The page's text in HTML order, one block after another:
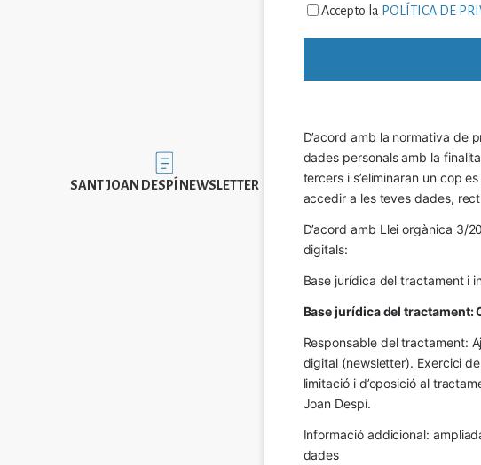
Imatge
SANT JOAN DESPÍ NEWSLETTER
Accepto la POLÍTICA DE
D’acord amb la normativa de
dades personals amb la
tercers i s’eliminaran un cop
accedir a les teves dades,
D’acord amb Llei orgànica 3/
digitals:
Base jurídica del tractament i
Base jurídica del tractament:
Responsable del tractament:
digital (newsletter). Exercici
limitació i d’oposició al
Joan Despí.
Informació addicional:
dades